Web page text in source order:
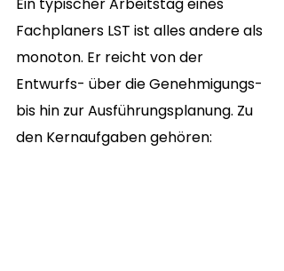
Fachplaners LST ist alles andere als
monoton. Er reicht von der
Entwurfs- über die Genehmigungs-
bis hin zur Ausführungsplanung. Zu
den Kernaufgaben gehören: